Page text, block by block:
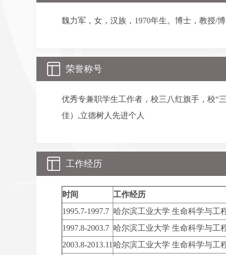
魏力军，女，汉族， 1970年生。博士，教授/
荣誉称号
优秀专兼职学生工作者，校三八红旗手，校“
佳）,立德树人先进个人
工作经历
时间
工作经历
1995.7-1997.7 哈尔滨工业大学 生命科学与工
1997.8-2003.7 哈尔滨工业大学 生命科学与工
2003.8-2013.11 哈尔滨工业大学 生命科学与工